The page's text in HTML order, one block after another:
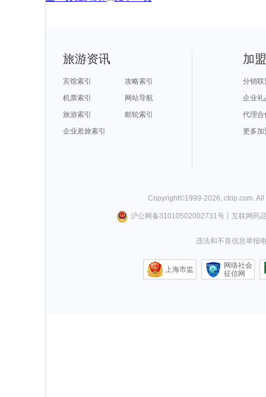
旅游资讯
宾馆索引
攻略索引
机票索引
网站导航
旅游索引
邮轮索引
企业差旅索引
加
分销联
企业礼
代理合
更多加
Copyright©1999-2026, ctrip.com.
沪公网备31010502002731号丨 互联网药
违法和不良信息举报
上海市监
网络社会
征信网